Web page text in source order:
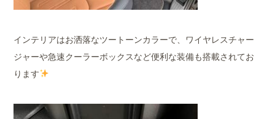
インテリアはお洒落なツートーンカラーで、ワイヤレスチャー
ジャーや急速クーラーボックスなど便利な装備も搭載されてお
ります